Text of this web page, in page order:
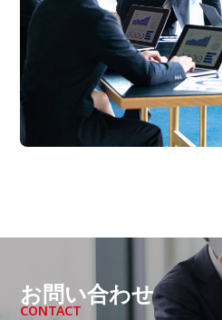
お問い合わせ
CONTACT